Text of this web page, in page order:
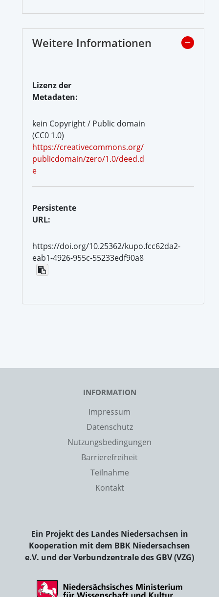
Weitere Informationen
Lizenz der
Metadaten:
kein Copyright / Public domain
(CC0 1.0)
https://creativecommons.org/
publicdomain/zero/1.0/deed.d
e
Persistente
URL:
https://doi.org/10.25362/kupo.fcc62da2-
eab1-4926-955c-55233edf90a8
INFORMATION
Impressum
Datenschutz
Nutzungsbedingungen
Barrierefreiheit
Teilnahme
Kontakt
Ein Projekt des Landes Niedersachsen in
Kooperation mit dem BBK Niedersachsen
e.V. und der Verbundzentrale des GBV (VZG)